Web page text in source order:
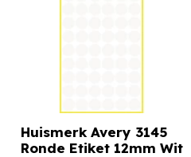
Huismerk Avery 3145
Ronde Etiket 12mm Wit